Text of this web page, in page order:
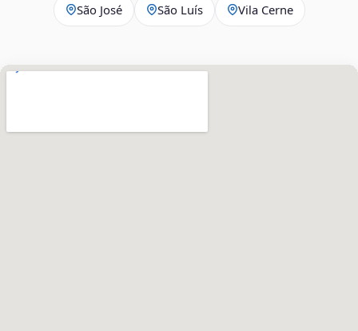
São José São Luís Vila Cerne